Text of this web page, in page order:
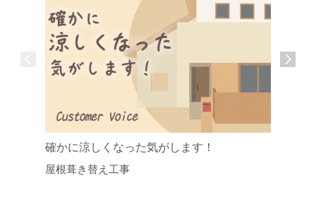
確かに涼しくなった気がします！
屋根葺き替え工事